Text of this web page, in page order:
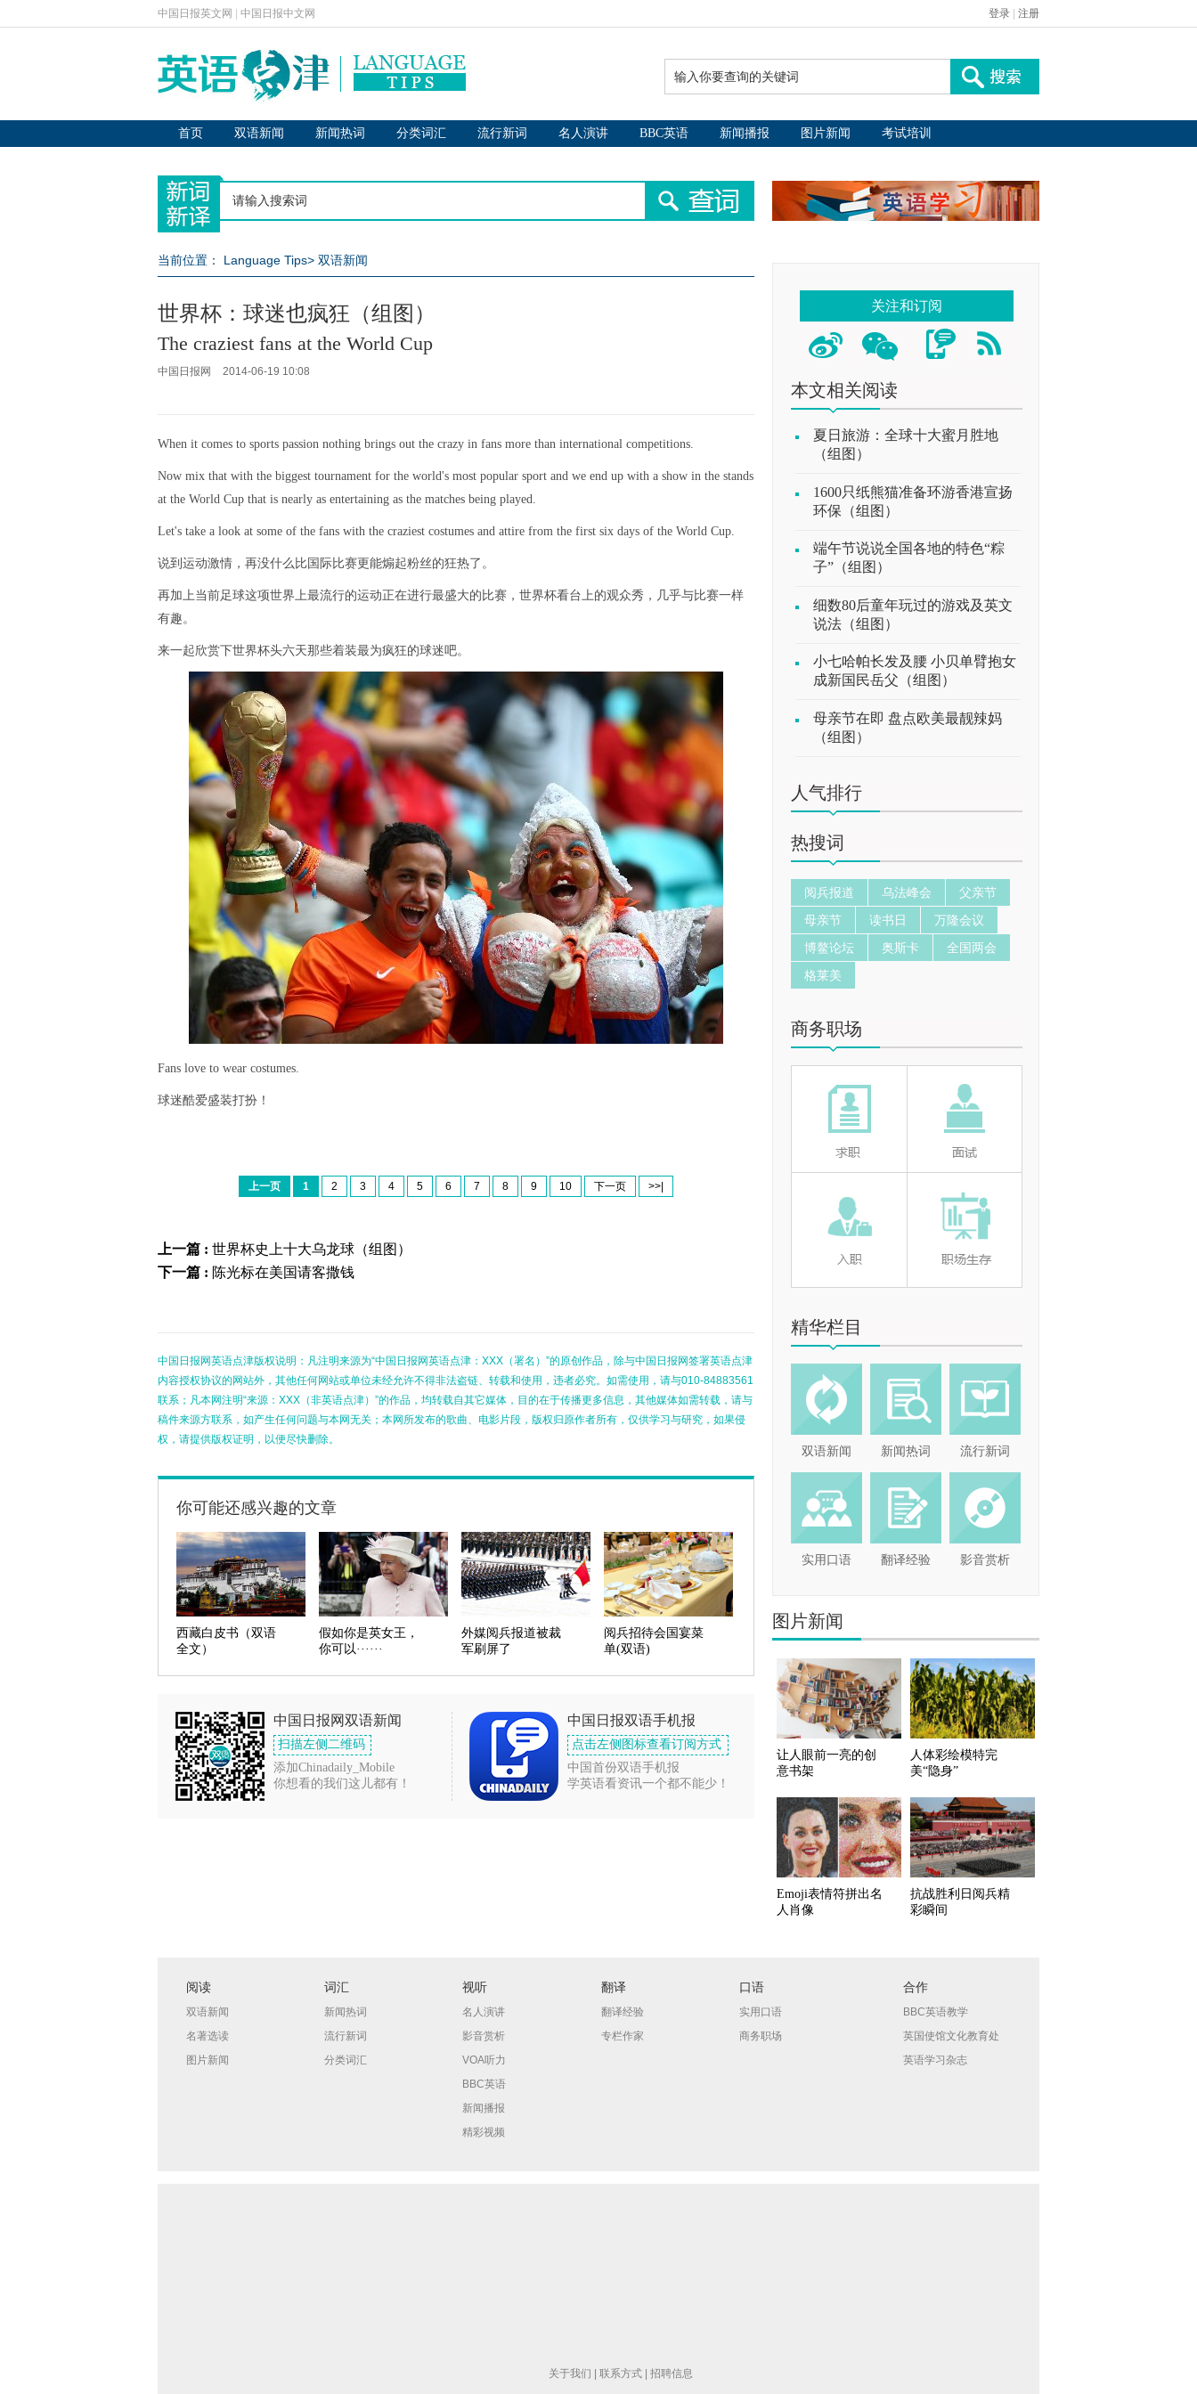
中国日报英文网 中国日报中文网 登录 注册
首页 双语新闻 新闻热词 分类词汇 流行新词 名人演讲 BBC英语 新闻播报 图片新闻 考试培训
当前位置： Language Tips> 双语新闻
世界杯：球迷也疯狂（组图）
The craziest fans at the World Cup
中国日报网 2014-06-19 10:08
When it comes to sports passion nothing brings out the crazy in fans more than international competitions.
Now mix that with the biggest tournament for the world's most popular sport and we end up with a show in the stands
at the World Cup that is nearly as entertaining as the matches being played.
Let's take a look at some of the fans with the craziest costumes and attire from the first six days of the World Cup.
说到运动激情，再没什么比国际比赛更能煽起粉丝的狂热了。
再加上当前足球这项世界上最流行的运动正在进行最盛大的比赛，世界杯看台上的观众秀，几乎与比赛一样
有趣。
来一起欣赏下世界杯头六天那些着装最为疯狂的球迷吧。
Fans love to wear costumes.
球迷酷爱盛装打扮！
上一页 1 2 3 4 5 6 7 8 9 10 下一页 >>|
上一篇 : 世界杯史上十大乌龙球（组图）
下一篇 : 陈光标在美国请客撒钱
中国日报网英语点津版权说明：凡注明来源为“中国日报网英语点津：XXX（署名）”的原创作品，除与中国日报网签署英语点津
内容授权协议的网站外，其他任何网站或单位未经允许不得非法盗链、转载和使用，违者必究。如需使用，请与010-84883561
联系；凡本网注明“来源：XXX（非英语点津）”的作品，均转载自其它媒体，目的在于传播更多信息，其他媒体如需转载，请与
稿件来源方联系，如产生任何问题与本网无关；本网所发布的歌曲、电影片段，版权归原作者所有，仅供学习与研究，如果侵
权，请提供版权证明，以便尽快删除。
你可能还感兴趣的文章
西藏白皮书（双语
全文）
假如你是英女王，
你可以······
外媒阅兵报道被裁
军刷屏了
阅兵招待会国宴菜
单(双语)
中国日报网双语新闻
扫描左侧二维码
添加Chinadaily_Mobile
你想看的我们这儿都有！
中国日报双语手机报
点击左侧图标查看订阅方式
中国首份双语手机报
学英语看资讯一个都不能少！
关注和订阅
本文相关阅读
夏日旅游：全球十大蜜月胜地
（组图）
1600只纸熊猫准备环游香港宣扬
环保（组图）
端午节说说全国各地的特色“粽
子”（组图）
细数80后童年玩过的游戏及英文
说法（组图）
小七哈帕长发及腰 小贝单臂抱女
成新国民岳父（组图）
母亲节在即 盘点欧美最靓辣妈
（组图）
人气排行
热搜词
阅兵报道 乌法峰会
父亲节
母亲节
读书日
万隆会议
博鳌论坛
奥斯卡
全国两会
格莱美
商务职场
精华栏目
双语新闻 新闻热词 流行新词
实用口语 翻译经验 影音赏析
图片新闻
让人眼前一亮的创
意书架
人体彩绘模特完
美“隐身”
Emoji表情符拼出名
人肖像
抗战胜利日阅兵精
彩瞬间
阅读
双语新闻
名著选读
图片新闻
词汇
新闻热词
流行新词
分类词汇
视听
名人演讲
影音赏析
VOA听力
BBC英语
新闻播报
精彩视频
翻译
翻译经验
专栏作家
口语
实用口语
商务职场
合作
BBC英语教学
英国使馆文化教育处
英语学习杂志
关于我们 | 联系方式 | 招聘信息